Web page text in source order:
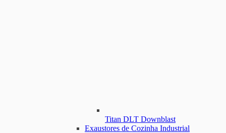
Titan DLT Downblast
Exaustores de Cozinha Industrial